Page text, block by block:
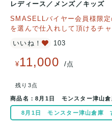
レディース ／ メンズ ／ キッズ
SMASELLバイヤー会員様限
を選んで仕入れして頂けるチ
いいね！
103
¥11,000 /点
残り3点
商品名：8月1日 モンスター津山
8月1日 モンスター津山倉庫